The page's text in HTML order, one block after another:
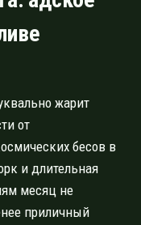
жарит
от
бесов в
и длительная
месяц не
приличный